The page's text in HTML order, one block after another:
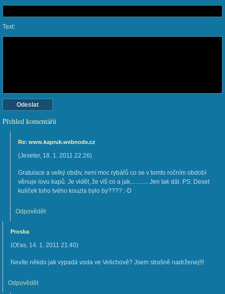
Text:
Přehled komentářů
Re: www.kapruk.webnode.cz
(Jeseter, 18. 1. 2011 22:26)
Gratulace a velký obdiv, není moc rybářů co se v tomto ročním období
věnuje lovu kapů. Je vidět, že víš co a jak............ Jen tak dál. PS: Deset
kuliček toho tvého kouzla bylo by???? :-D
Odpovědět
Prosba
(Oťas, 14. 1. 2011 21:40)
Nevíte někdo jak vypadá voda ve Velichově? Jsem strašně nadrženej!!!
Odpovědět